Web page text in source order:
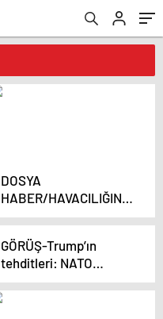
DOSYA
HABER/HAVACILIĞIN
ALTIN ÇAĞI – GÖRÜŞ –
ve seçkin bir kulübün
üyesi yapacak
GÖRÜŞ-Trump’ın
tehditleri: NATO
Türkiye gerçeğine yeni
uyanıyor